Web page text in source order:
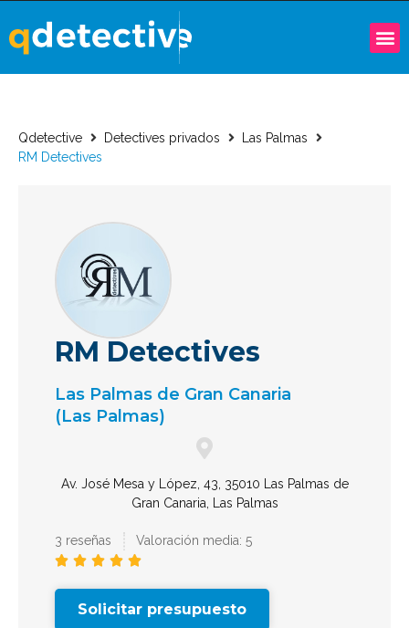
Qdetective Detectives privados
Las Palmas
RM Detectives
RM Detectives
Las Palmas de Gran Canaria
(Las Palmas)
Av. José Mesa y López, 43, 35010 Las Palmas de
Gran Canaria, Las Palmas
3 reseñas Valoración media: 5
    
Solicitar presupuesto